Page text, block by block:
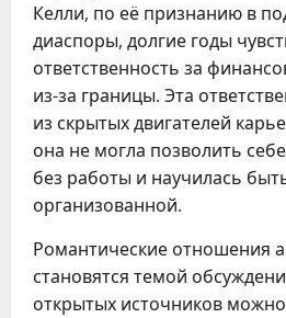
Келли, по её признанию в
диаспоры, долгие годы
ответственность за
из-за границы. Эта
из скрытых двигателей
она не могла позволить
без работы и научилась
организованной.
Романтические отношения
становятся темой
открытых источников